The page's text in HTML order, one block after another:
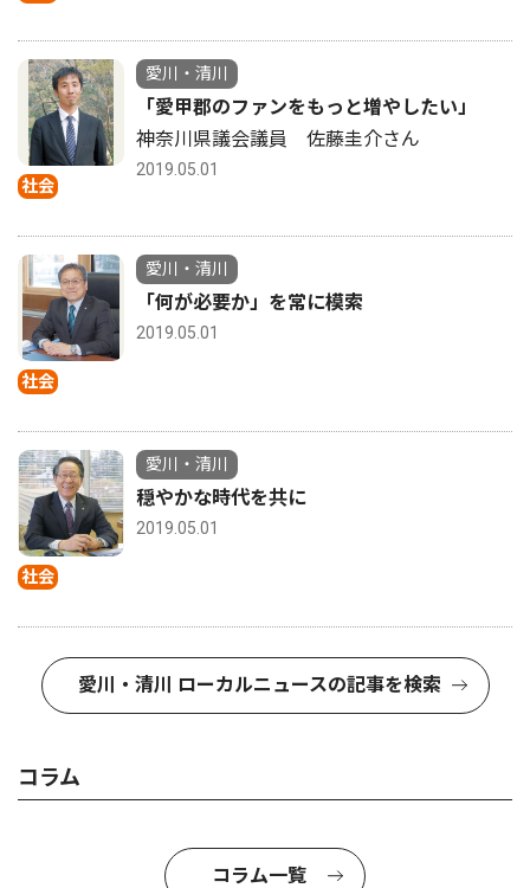
社会
愛川・清川
「愛甲郡のファンをもっと増やしたい」
神奈川県議会議員 佐藤圭介さん
2019.05.01
社会
愛川・清川
「何が必要か」を常に模索
2019.05.01
社会
愛川・清川
穏やかな時代を共に
2019.05.01
愛川・清川 ローカルニュースの記事を検索
コラム
コラム一覧